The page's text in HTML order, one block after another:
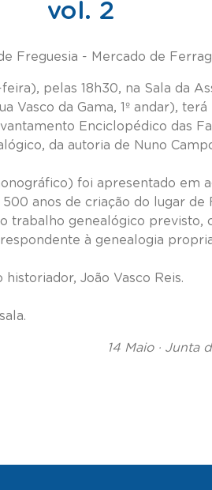
vol. 2
Freguesia - Mercado de
pelas 18h30, na Sala da
Vasco da Gama, 1º andar),
Enciclopédico das
da autoria de Nuno
foi apresentado em
anos de criação do lugar de
trabalho genealógico previsto,
à genealogia
João Vasco Reis.
14 Maio · Junta